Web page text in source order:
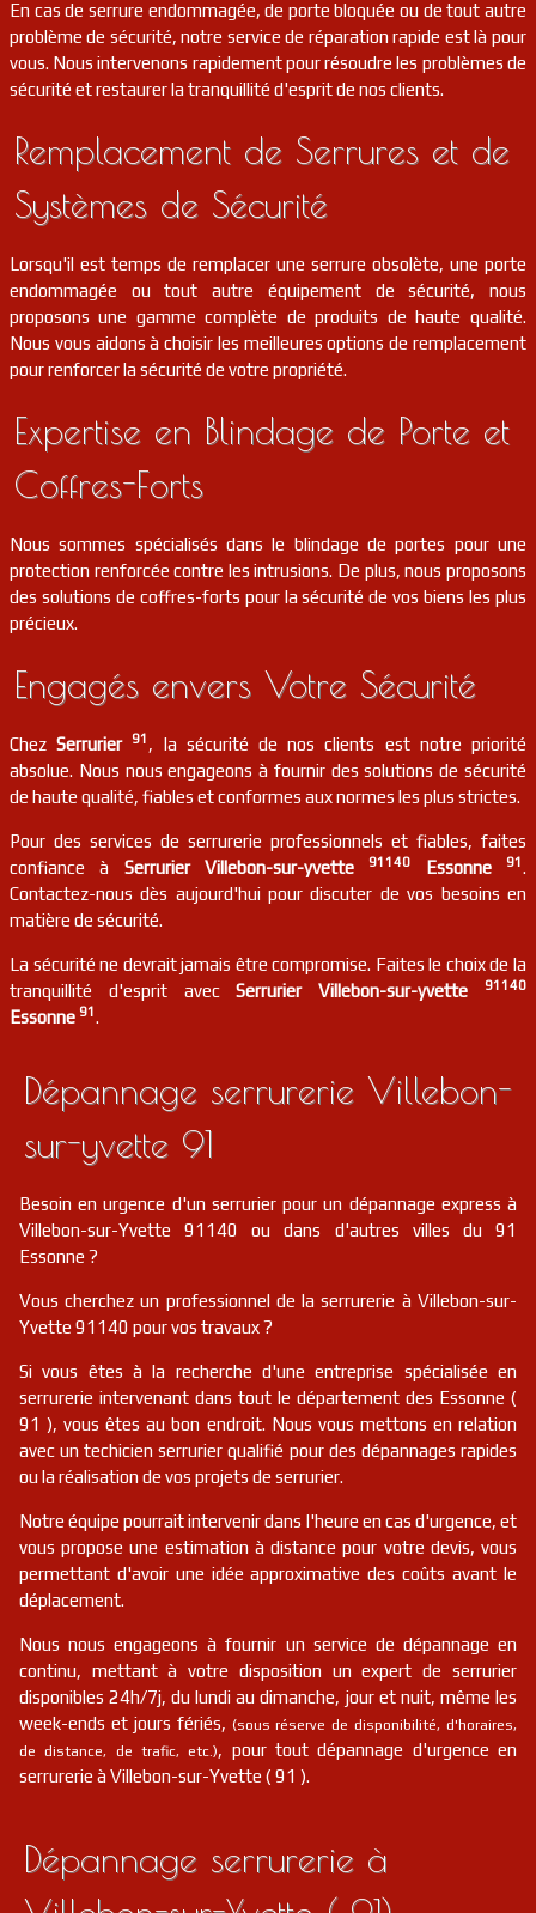
En cas de serrure endommagée, de porte bloquée ou de tout autre
problème de sécurité, notre service de réparation rapide est là pour
vous. Nous intervenons rapidement pour résoudre les problèmes de
sécurité et restaurer la tranquillité d'esprit de nos clients.
Remplacement de Serrures et de
Systèmes de Sécurité
Lorsqu'il est temps de remplacer une serrure obsolète, une porte
endommagée ou tout autre équipement de sécurité, nous
proposons une gamme complète de produits de haute qualité.
Nous vous aidons à choisir les meilleures options de remplacement
pour renforcer la sécurité de votre propriété.
Expertise en Blindage de Porte et
Coffres-Forts
Nous sommes spécialisés dans le blindage de portes pour une
protection renforcée contre les intrusions. De plus, nous proposons
des solutions de coffres-forts pour la sécurité de vos biens les plus
précieux.
Engagés envers Votre Sécurité
ChezSerrurier91 , la sécurité de nos clients est notre priorité
absolue. Nous nous engageons à fournir des solutions de sécurité
de haute qualité, fiables et conformes aux normes les plus strictes.
Pour des services de serrurerie professionnels et fiables, faites
confiance à Serrurier Villebon-sur-yvette91140 Essonne91.
Contactez-nous dès aujourd'hui pour discuter de vos besoins en
matière de sécurité.
La sécurité ne devrait jamais être compromise. Faites le choix de la
tranquillité d'esprit avecSerrurier Villebon-sur-yvette 91140
Essonne 91.
Dépannage serrurerie Villebon-
sur-yvette 91
Besoin en urgence d'un serrurier pour un dépannage express à
Villebon-sur-Yvette 91140 ou dans d'autres villes du 91
Essonne ?
Vous cherchez un professionnel de la serrurerie à Villebon-sur-
Yvette 91140 pour vos travaux ?
Si vous êtes à la recherche d'une entreprise spécialisée en
serrurerie intervenant dans tout le département des Essonne (
91 ), vous êtes au bon endroit. Nous vous mettons en relation
avec un techicien serrurier qualifié pour des dépannages rapides
ou la réalisation de vos projets de serrurier.
Notre équipe pourrait intervenir dans l'heure en cas d'urgence, et
vous propose une estimation à distance pour votre devis, vous
permettant d'avoir une idée approximative des coûts avant le
déplacement.
Nous nous engageons à fournir un service de dépannage en
continu, mettant à votre disposition un expert de serrurier
disponibles 24h/7j, du lundi au dimanche, jour et nuit, même les
week-ends et jours fériés, (sous réserve de disponibilité, d'horaires,
de distance, de trafic, etc.), pour tout dépannage d'urgence en
serrurerie à Villebon-sur-Yvette ( 91 ).
Dépannage serrurerie à